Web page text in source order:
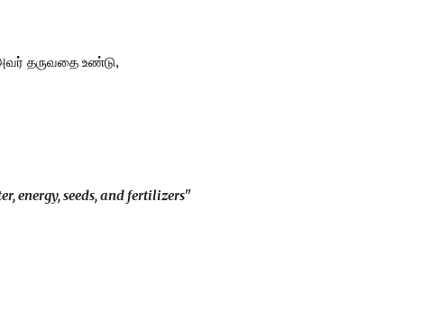
அவர் தருவதை உண்டு,
energy, seeds, and fertilizers"